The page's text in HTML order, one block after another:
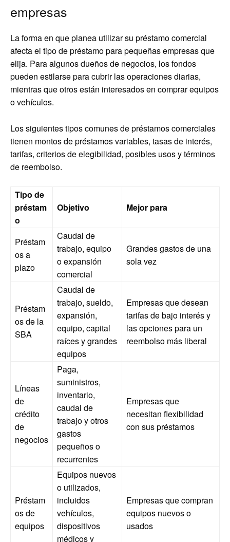
empresas
La forma en que planea utilizar su préstamo comercial
afecta el tipo de préstamo para pequeñas empresas que
elija. Para algunos dueños de negocios, los fondos
pueden estilarse para cubrir las operaciones diarias,
mientras que otros están interesados ​​en comprar equipos
o vehículos.
Los siguientes tipos comunes de préstamos comerciales
tienen montos de préstamos variables, tasas de interés,
tarifas, criterios de elegibilidad, posibles usos y términos
de reembolso.
Tipo de
préstam
o
Objetivo Mejor para
Préstam
os a
plazo
Caudal de
trabajo, equipo
o expansión
comercial
Grandes gastos de una
sola vez
Préstam
os de la
SBA
Caudal de
trabajo, sueldo,
expansión,
equipo, capital
raíces y grandes
equipos
Empresas que desean
tarifas de bajo interés y
las opciones para un
reembolso más liberal
Líneas
de
crédito
de
negocios
Paga,
suministros,
inventario,
caudal de
trabajo y otros
gastos
pequeños o
recurrentes
Empresas que
necesitan flexibilidad
con sus préstamos
Préstam
os de
equipos
Equipos nuevos
o utilizados,
incluidos
vehículos,
dispositivos
médicos y
Empresas que compran
equipos nuevos o
usados